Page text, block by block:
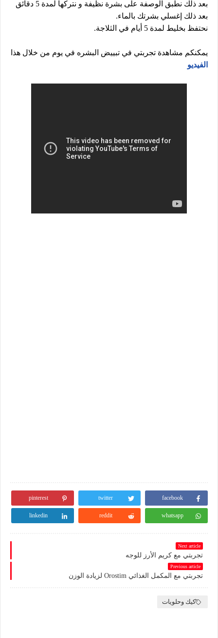
بعد ذلك نطبق الوصفة على بشرة نظيفة و نتركها لمدة 5 دقائق
بعد ذلك إغسلي بشرتك بالماء.
نحتفظ بخليط لمدة 5 أيام في الثلاجة.
يمكنكم مشاهدة تجربتي في تبييض البشره في يوم من خلال هذا
الفيديو
facebook
twitter
pinterest
whatsapp
reddit
linkedin
Next article
تجربتي مع كريم الأرز للوجه
Previous article
تجربتي مع المكمل الغذائي Orostim لزيادة الوزن
كيك وحلويات